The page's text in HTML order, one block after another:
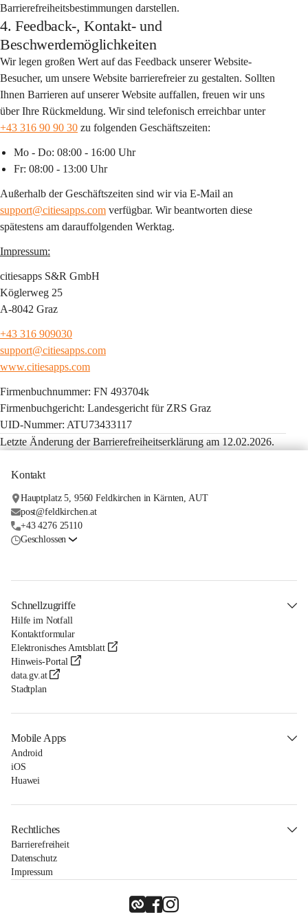
Barrierefreiheitsbestimmungen darstellen.
4. Feedback-, Kontakt- und
Beschwerdemöglichkeiten
Wir legen großen Wert auf das Feedback unserer Website-
Besucher, um unsere Website barrierefreier zu gestalten. Sollten
Ihnen Barrieren auf unserer Website auffallen, freuen wir uns
über Ihre Rückmeldung. Wir sind telefonisch erreichbar unter
+43 316 90 90 30 zu folgenden Geschäftszeiten:
Mo - Do: 08:00 - 16:00 Uhr
Fr: 08:00 - 13:00 Uhr
Außerhalb der Geschäftszeiten sind wir via E-Mail an
support@citiesapps.com verfügbar. Wir beantworten diese
spätestens am darauffolgenden Werktag.
Impressum:
citiesapps S&R GmbH
Köglerweg 25
A-8042 Graz
+43 316 909030
support@citiesapps.com
www.citiesapps.com
Firmenbuchnummer: FN 493704k
Firmenbuchgericht: Landesgericht für ZRS Graz
UID-Nummer: ATU73433117
Letzte Änderung der Barrierefreiheitserklärung am 12.02.2026.
Kontakt
Hauptplatz 5, 9560 Feldkirchen in Kärnten, AUT
post@feldkirchen.at
+43 4276 25110
Geschlossen
Schnellzugriffe
Hilfe im Notfall
Kontaktformular
Elektronisches Amtsblatt
Hinweis-Portal
data.gv.at
Stadtplan
Mobile Apps
Android
iOS
Huawei
Rechtliches
Barrierefreiheit
Datenschutz
Impressum